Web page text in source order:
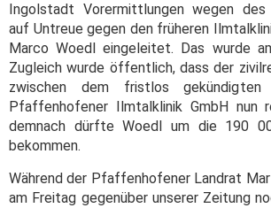
Ingolstadt Vorermittlungen wegen des
auf Untreue gegen den früheren
Marco Woedl eingeleitet. Das wurde
Zugleich wurde öffentlich, dass der
zwischen dem fristlos
Pfaffenhofener Ilmtalklinik GmbH
demnach dürfte Woedl um die 190
bekommen.
Während der Pfaffenhofener Landrat
am Freitag gegenüber unserer Zeitung